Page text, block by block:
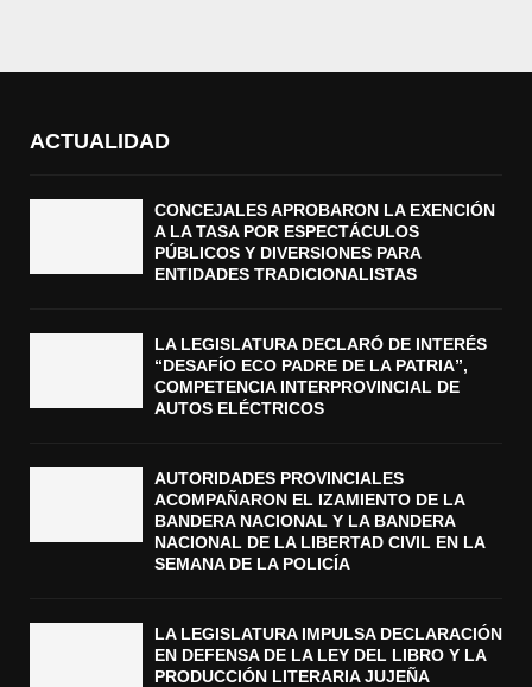
ACTUALIDAD
CONCEJALES APROBARON LA EXENCIÓN
A LA TASA POR ESPECTÁCULOS
PÚBLICOS Y DIVERSIONES PARA
ENTIDADES TRADICIONALISTAS
LA LEGISLATURA DECLARÓ DE INTERÉS
“DESAFÍO ECO PADRE DE LA PATRIA”,
COMPETENCIA INTERPROVINCIAL DE
AUTOS ELÉCTRICOS
AUTORIDADES PROVINCIALES
ACOMPAÑARON EL IZAMIENTO DE LA
BANDERA NACIONAL Y LA BANDERA
NACIONAL DE LA LIBERTAD CIVIL EN LA
SEMANA DE LA POLICÍA
LA LEGISLATURA IMPULSA DECLARACIÓN
EN DEFENSA DE LA LEY DEL LIBRO Y LA
PRODUCCIÓN LITERARIA JUJEÑA